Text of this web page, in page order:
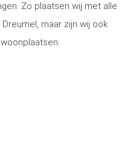
Zo plaatsen wij met alle
maar zijn wij ook